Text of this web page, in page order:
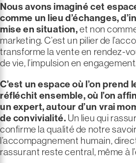
Nous avons imaginé cet
comme un lieu d’échanges,
mise en situation,et non
marketing. C’est un pilier de
transforme la vente en rendez-
de vie, l’impulsion en
C’est un espace où l’on prend
réfléchit ensemble, où l’on
un expert, autour d’un vrai
de convivialité. Un lieu qui
confirme la qualité de notre
l’accompagnement humain,
rassurant reste central, même à